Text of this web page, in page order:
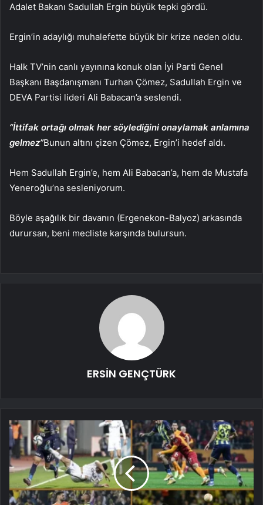
Adalet Bakanı Sadullah Ergin büyük tepki gördü.
Ergin’in adaylığı muhalefette büyük bir krize neden oldu.
Halk TV’nin canlı yayınına konuk olan İyi Parti Genel
Başkanı Başdanışmanı Turhan Çömez, Sadullah Ergin ve
DEVA Partisi lideri Ali Babacan’a seslendi.
“İttifak ortağı olmak her söylediğini onaylamak anlamına
gelmez”Bunun altını çizen Çömez, Ergin’i hedef aldı.
Hem Sadullah Ergin’e, hem Ali Babacan’a, hem de Mustafa
Yeneroğlu’na sesleniyorum.
Böyle aşağılık bir davanın (Ergenekon-Balyoz) arkasında
durursan, beni mecliste karşında bulursun.
ERSİN GENÇTÜRK